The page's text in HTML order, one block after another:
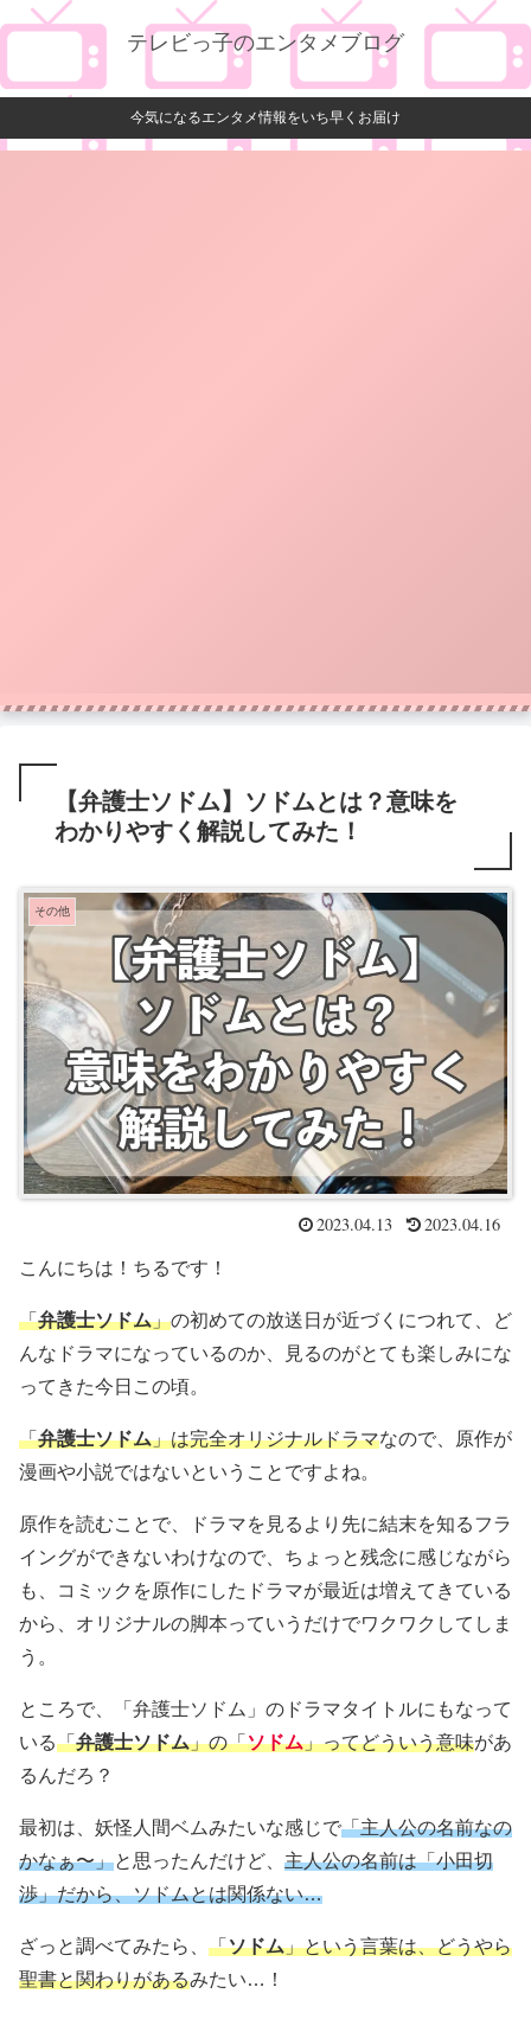
テレビっ子のエンタメブログ
今気になるエンタメ情報をいち早くお届け
【弁護士ソドム】ソドムとは？意味を
わかりやすく解説してみた！
その他
2023.04.13 2023.04.16
こんにちは！ちるです！
「弁護士ソドム」の初めての放送日が近づくにつれて、ど
んなドラマになっているのか、見るのがとても楽しみにな
ってきた今日この頃。
「弁護士ソドム」は完全オリジナルドラマなので、原作が
漫画や小説ではないということですよね。
原作を読むことで、ドラマを見るより先に結末を知るフラ
イングができないわけなので、ちょっと残念に感じながら
も、コミックを原作にしたドラマが最近は増えてきている
から、オリジナルの脚本っていうだけでワクワクしてしま
う。
ところで、「弁護士ソドム」のドラマタイトルにもなって
いる「弁護士ソドム」の「ソドム」ってどういう意味があ
るんだろ？
最初は、妖怪人間ベムみたいな感じで「主人公の名前なの
かなぁ〜」と思ったんだけど、 主人公の名前は「小田切
渉」だから、ソドムとは関係ない…
ざっと調べてみたら、 「ソドム」という言葉は、どうやら
聖書と関わりがあるみたい…！